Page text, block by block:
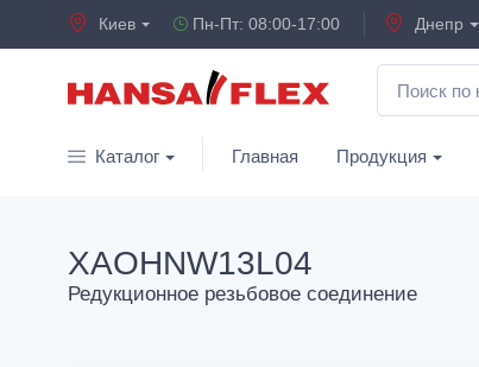
Киев Пн-Пт: 08:00-17:00 Днепр
Каталог Главная Продукция
XAOHNW13L04
Редукционное резьбовое соединение